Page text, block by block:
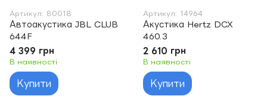
Артикул: 80018
Автоакустика JBL CLUB
644F
4 399 грн
В наявності
Купити
Артикул: 14964
Акустика Hertz DCX
460.3
2 610 грн
В наявності
Купити